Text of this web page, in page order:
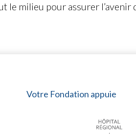
le milieu pour assurer l’avenir
Votre Fondation appuie